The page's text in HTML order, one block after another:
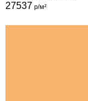
27537 р/м²